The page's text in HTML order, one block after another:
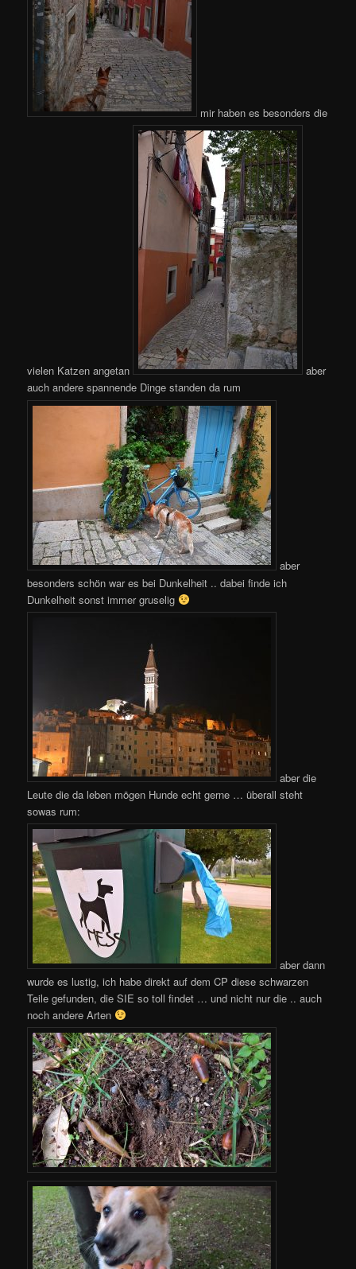
mir haben es besonders die
vielen Katzen angetan
aber
auch andere spannende Dinge standen da rum
aber
besonders schön war es bei Dunkelheit .. dabei finde ich
Dunkelheit sonst immer gruselig
aber die
Leute die da leben mögen Hunde echt gerne … überall steht
sowas rum:
aber dann
wurde es lustig, ich habe direkt auf dem CP diese schwarzen
Teile gefunden, die SIE so toll findet … und nicht nur die .. auch
noch andere Arten